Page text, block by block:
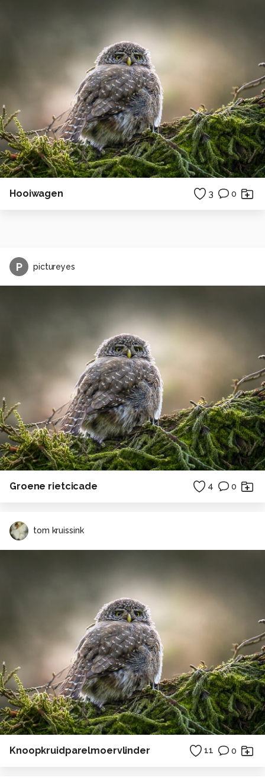
Hooiwagen 3 0
P pictureyes
Groene rietcicade 4 0
tom kruissink
Knoopkruidparelmoervlinder 11 0